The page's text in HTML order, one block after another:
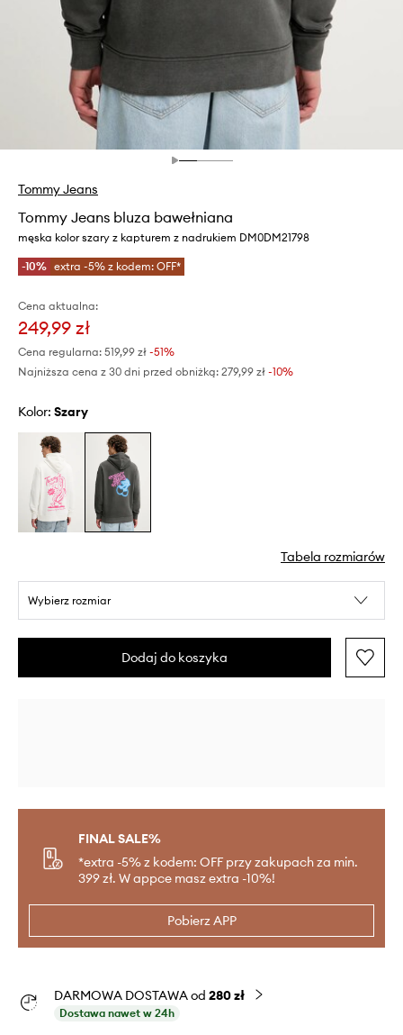
Tommy Jeans
Tommy Jeans bluza bawełniana
męska kolor szary z kapturem z nadrukiem DM0DM21798
-10% extra -5% z kodem: OFF*
Cena aktualna:
249,99 zł
Cena regularna: 519,99 zł -51%
Najniższa cena z 30 dni przed obniżką: 279,99 zł -10%
Kolor: szary
Tabela rozmiarów
Wybierz rozmiar
Dodaj do koszyka
FINAL SALE%
*extra -5% z kodem: OFF przy zakupach za min.
399 zł. W appce masz extra -10%!
Pobierz APP
DARMOWA DOSTAWA od 280 zł
Dostawa nawet w 24h